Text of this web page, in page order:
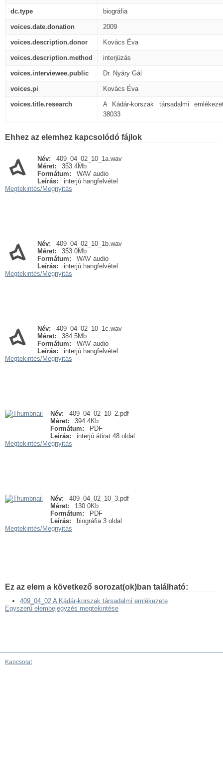
dc.type biográfia
voices.date.donation 2009
voices.description.donor Kovács Éva
voices.description.method interjúzás
voices.interviewee.public Dr. Nyáry Gál
voices.pi Kovács Éva
voices.title.research
A Kádár-korszak társadalmi
38033
Ehhez az elemhez kapcsolódó fájlok
Név:
409_04_02_10_1a.wav
Méret:
353.4Mb
Formátum:
WAV audio
Leírás:
interjú hangfelvétel
Megtekintés/Megnyitás
Név:
409_04_02_10_1b.wav
Méret:
353.0Mb
Formátum:
WAV audio
Leírás:
interjú hangfelvétel
Megtekintés/Megnyitás
Név:
409_04_02_10_1c.wav
Méret:
384.5Mb
Formátum:
WAV audio
Leírás:
interjú hangfelvétel
Megtekintés/Megnyitás
Név:
409_04_02_10_2.pdf
Méret:
394.4Kb
Formátum:
PDF
Leírás:
interjú átirat 48 oldal
Megtekintés/Megnyitás
Név:
409_04_02_10_3.pdf
Méret:
130.0Kb
Formátum:
PDF
Leírás:
biográfia 3 oldal
Megtekintés/Megnyitás
Ez az elem a következő sorozat(ok)ban található:
409_04_02 A Kádár-korszak társadalmi emlékezete
Egyszerű elembejegyzés megtekintése
Kapcsolat